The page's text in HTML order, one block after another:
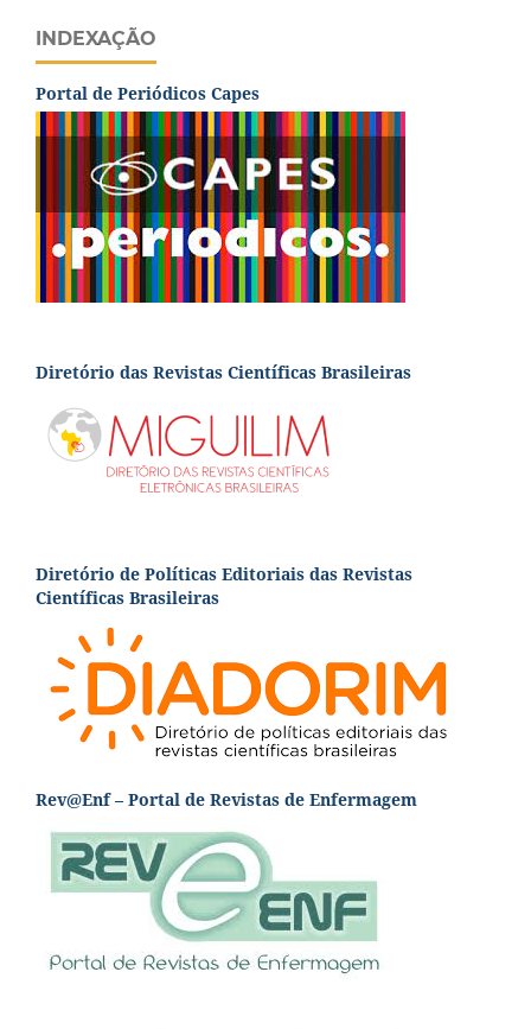
INDEXAÇÃO
Portal de Periódicos Capes
Diretório das Revistas Científicas Brasileiras
Diretório de Políticas Editoriais das Revistas
Científicas Brasileiras
Rev@Enf – Portal de Revistas de Enfermagem